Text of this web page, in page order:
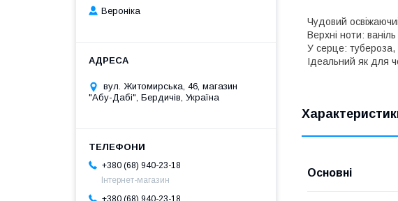
Чудовий
Верхні ноти:
У серце: тубероза,
Ідеальний як для
Основні
Вероніка
вул. Житомирська, 46, магазин
"Абу-Дабі", Бердичів, Україна
+380 (68) 940-23-18
Інтернет-магазин